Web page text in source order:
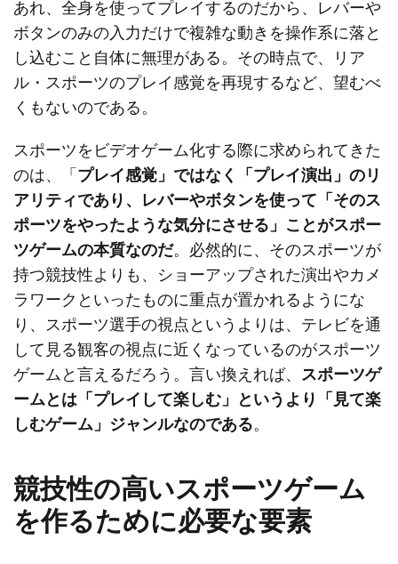
あれ、全身を使ってプレイするのだから、レバーや
ボタンのみの入力だけで複雑な動きを操作系に落と
し込むこと自体に無理がある。その時点で、リア
ル・スポーツのプレイ感覚を再現するなど、望むべ
くもないのである。
スポーツをビデオゲーム化する際に求められてきた
のは、「プレイ感覚」ではなく「プレイ演出」のリ
アリティであり、レバーやボタンを使って「そのス
ポーツをやったような気分にさせる」ことがスポー
ツゲームの本質なのだ。必然的に、そのスポーツが
持つ競技性よりも、ショーアップされた演出やカメ
ラワークといったものに重点が置かれるようにな
り、スポーツ選手の視点というよりは、テレビを通
して見る観客の視点に近くなっているのがスポーツ
ゲームと言えるだろう。言い換えれば、 スポーツゲ
ームとは「プレイして楽しむ」というより「見て楽
しむゲーム」ジャンルなのである。
競技性の高いスポーツゲーム
を作るために必要な要素